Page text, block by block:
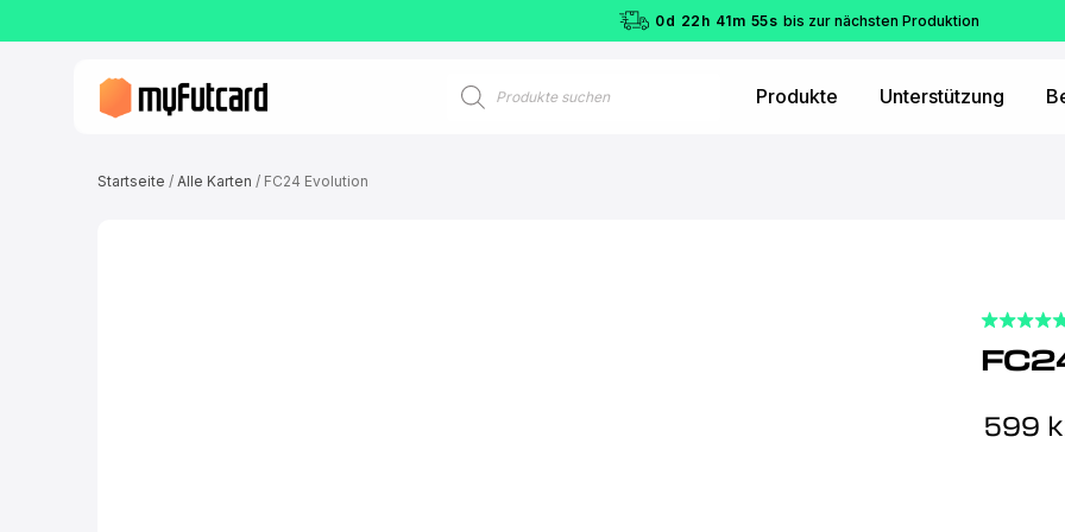
0 d 22 h 41 m 54s bis zur nächsten Produktion
Suche
nach
Produkte Unterstützung
Startseite / Alle Karten / FC24 Evolution
599